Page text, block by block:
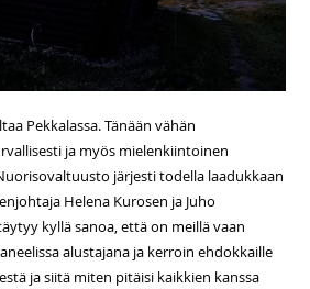
Pekkalassa. Tänään vähän
ja myös mielenkiintoinen
järjesti todella laadukkaan
Helena Kurosen ja Juho
kyllä sanoa, että on meillä vaan
alustajana ja kerroin ehdokkaille
ja siitä miten pitäisi kaikkien kanssa